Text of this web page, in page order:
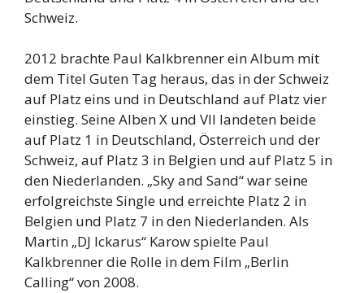
Schweiz.
2012 brachte Paul Kalkbrenner ein Album mit
dem Titel Guten Tag heraus, das in der Schweiz
auf Platz eins und in Deutschland auf Platz vier
einstieg. Seine Alben X und VII landeten beide
auf Platz 1 in Deutschland, Österreich und der
Schweiz, auf Platz 3 in Belgien und auf Platz 5 in
den Niederlanden. „Sky and Sand“ war seine
erfolgreichste Single und erreichte Platz 2 in
Belgien und Platz 7 in den Niederlanden. Als
Martin „DJ Ickarus“ Karow spielte Paul
Kalkbrenner die Rolle in dem Film „Berlin
Calling“ von 2008.